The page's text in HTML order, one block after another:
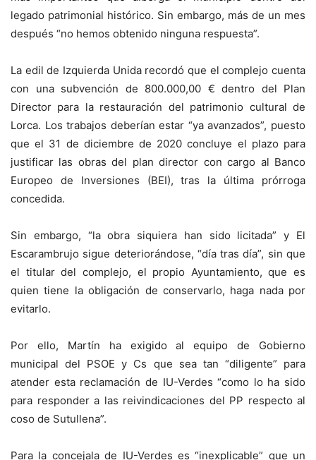
legado patrimonial histórico. Sin embargo, más de un mes
después “no hemos obtenido ninguna respuesta”.
La edil de Izquierda Unida recordó que el complejo cuenta
con una subvención de 800.000,00 € dentro del Plan
Director para la restauración del patrimonio cultural de
Lorca. Los trabajos deberían estar “ya avanzados”, puesto
que el 31 de diciembre de 2020 concluye el plazo para
justificar las obras del plan director con cargo al Banco
Europeo de Inversiones (BEI), tras la última prórroga
concedida.
Sin embargo, “la obra siquiera han sido licitada” y El
Escarambrujo sigue deteriorándose, “día tras día”, sin que
el titular del complejo, el propio Ayuntamiento, que es
quien tiene la obligación de conservarlo, haga nada por
evitarlo.
Por ello, Martín ha exigido al equipo de Gobierno
municipal del PSOE y Cs que sea tan “diligente” para
atender esta reclamación de IU-Verdes “como lo ha sido
para responder a las reivindicaciones del PP respecto al
coso de Sutullena”.
Para la concejala de IU-Verdes es “inexplicable” que un